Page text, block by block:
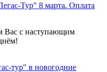
Тур" 8 марта. Оплата
Вас с наступающим
тур" в новогодние